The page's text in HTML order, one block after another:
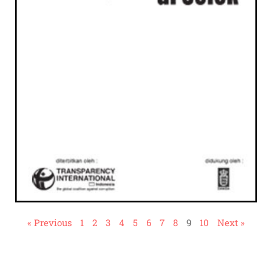
« Previous 1 2 3 4 5 6 7 8 9 10 Next »